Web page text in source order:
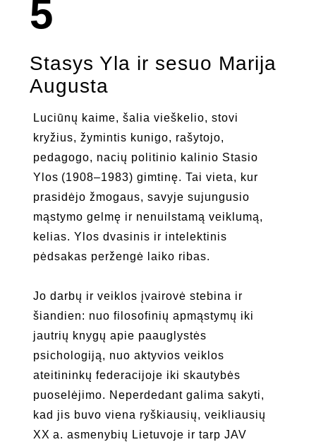
5
Stasys Yla ir sesuo Marija
Augusta
Luciūnų kaime, šalia vieškelio, stovi
kryžius, žymintis kunigo, rašytojo,
pedagogo, nacių politinio kalinio Stasio
Ylos (1908–1983) gimtinę. Tai vieta, kur
prasidėjo žmogaus, savyje sujungusio
mąstymo gelmę ir nenuilstamą veiklumą,
kelias. Ylos dvasinis ir intelektinis
pėdsakas peržengė laiko ribas.
Jo darbų ir veiklos įvairovė stebina ir
šiandien: nuo filosofinių apmąstymų iki
jautrių knygų apie paauglystės
psichologiją, nuo aktyvios veiklos
ateitininkų federacijoje iki skautybės
puoselėjimo. Neperdedant galima sakyti,
kad jis buvo viena ryškiausių, veikliausių
XX a. asmenybių Lietuvoje ir tarp JAV